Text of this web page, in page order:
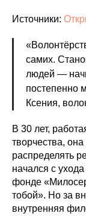
Источники:
самих.
людей —
постепенно
Ксения,
В 30 лет,
творчества,
распределять
начался с
фонде
тобой». Но за
внутренняя